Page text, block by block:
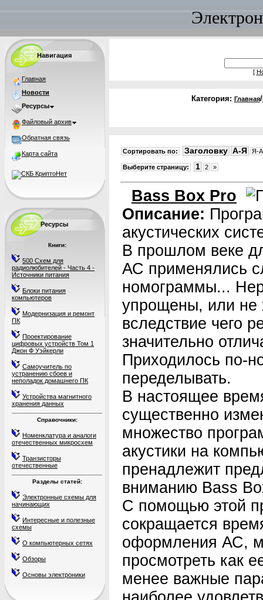
Навигация
Главная
Новости
Ресурсы
Файловый архив
Обратная связь
Карта сайта
Ресурсы
Книги:
500 Схем для
радиолюбителей - Часть 4 -
Источники питания
Блоки питания
компьютеров
Модернизация и ремонт
ПК
Проектирование
цифровых устройств Том 1
Джон Ф Уэйкерли
Самоучитель по
устранению сбоев и
неполадок домашнего ПК
Устройства магнитного
хранения данных
Справочники:
Номенклатура и аналоги
отечественных микросхем
Транзисторы
отечественные
Разделы статей:
Электронные схемы для
начинающих
Интересные и полезные
схемы
О компьютерных сетях
Обзоры
Основы электроники
[
Категория: Главная/
Сортировать по: Заголовку A-Я Я-A
Выберите страницу: 1 2 »
Bass Box Pro
Описание:
акустических
В прошлом веке
АС применялись
номограммы...
упрощены, или не
вследствие чего
значительно
Приходилось по-
переделывать.
В настоящее
существенно
множество
акустики на
пренадлежит
вниманию Bass
С помощью этой
сокращается
оформления АС,
просмотреть как
менее важные